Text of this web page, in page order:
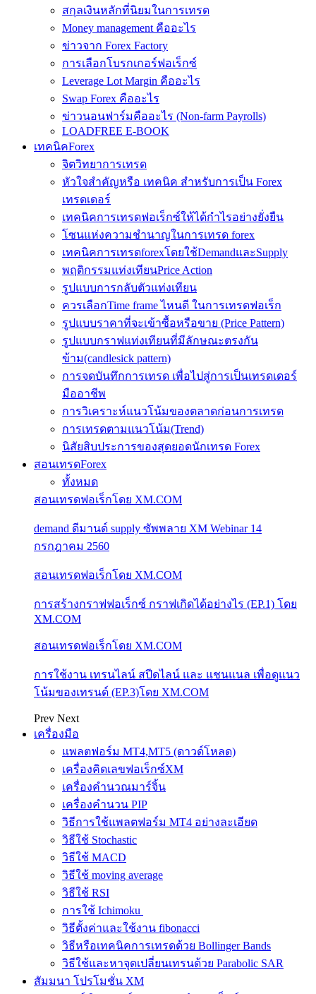
สกุลเงินหลักที่นิยมในการเทรด
Money management คืออะไร
ข่าวจาก Forex Factory
การเลือกโบรกเกอร์ฟอเร็กซ์
Leverage Lot Margin คืออะไร
Swap Forex คืออะไร
ข่าวนอนฟาร์มคืออะไร (Non-farm Payrolls)
LOADFREE E-BOOK
เทคนิคForex
จิตวิทยาการเทรด
หัวใจสำคัญหรือ เทคนิค สำหรับการเป็น Forex
เทรดเดอร์
เทคนิคการเทรดฟอเร็กซ์ให้ได้กำไรอย่างยั่งยืน
โซนแห่งความชำนาญในการเทรด forex
เทคนิคการเทรดforexโดยใช้DemandและSupply
พฤติกรรมแท่งเทียนPrice Action
รูปแบบการกลับตัวแท่งเทียน
ควรเลือกTime frame ไหนดี ในการเทรดฟอเร็ก
รูปแบบราคาที่จะเข้าซื้อหรือขาย (Price Pattern)
รูปแบบกราฟแท่งเทียนที่มีลักษณะตรงกัน
ข้าม(candlesick pattern)
การจดบันทึกการเทรด เพื่อไปสู่การเป็นเทรดเดอร์
มืออาชีพ
การวิเคราะห์แนวโน้มของตลาดก่อนการเทรด
การเทรดตามแนวโน้ม(Trend)
นิสัยสิบประการของสุดยอดนักเทรด Forex
สอนเทรดForex
ทั้งหมด
สอนเทรดฟอเร็กโดย XM.COM
demand ดีมานด์ supply ซัพพลาย XM Webinar 14
กรกฎาคม 2560
สอนเทรดฟอเร็กโดย XM.COM
การสร้างกราฟฟอเร็กซ์ กราฟเกิดได้อย่างไร (EP.1) โดย
XM.COM
สอนเทรดฟอเร็กโดย XM.COM
การใช้งาน เทรนไลน์ สปีดไลน์ และ แชนแนล เพื่อดูแนว
โน้มของเทรนด์ (EP.3)โดย XM.COM
Prev Next
เครื่องมือ
แพลตฟอร์ม MT4,MT5 (ดาวด์โหลด)
เครื่องคิดเลขฟอเร็กซ์XM
เครื่องคำนวณมาร์จิ้น
เครื่องคำนวน PIP
วิธีการใช้แพลตฟอร์ม MT4 อย่างละเอียด
วิธีใช้ Stochastic
วิธีใช้ MACD
วิธีใช้ moving average
วิธีใช้ RSI
การใช้ Ichimoku
วิธีตั้งค่าและใช้งาน fibonacci
วิธีหรือเทคนิคการเทรดด้วย Bollinger Bands
วิธีใช้และหาจุดเปลี่ยนเทรนด้วย Parabolic SAR
สัมมนา โปรโมชั่น XM